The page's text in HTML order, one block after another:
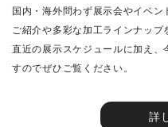
国内・海外問わず展示会やイベ
ご紹介や多彩な加工ラインナップ
直近の展示スケジュールに加え、
すのでぜひご覧ください。
詳